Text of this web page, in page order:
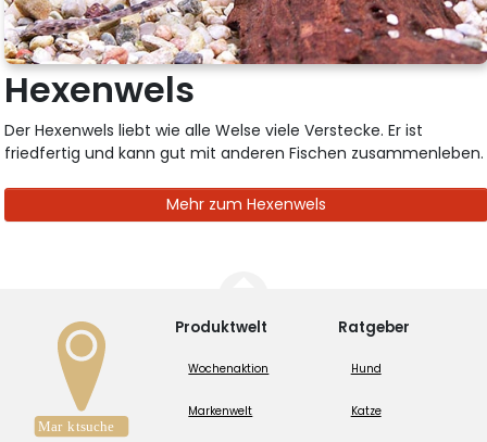
Hexenwels
Der Hexenwels liebt wie alle Welse viele Verstecke. Er ist
friedfertig und kann gut mit anderen Fischen zusammenleben.
Mehr zum Hexenwels
Produktwelt
Wochenaktion
Markenwelt
Ratgeber
Hund
Katze